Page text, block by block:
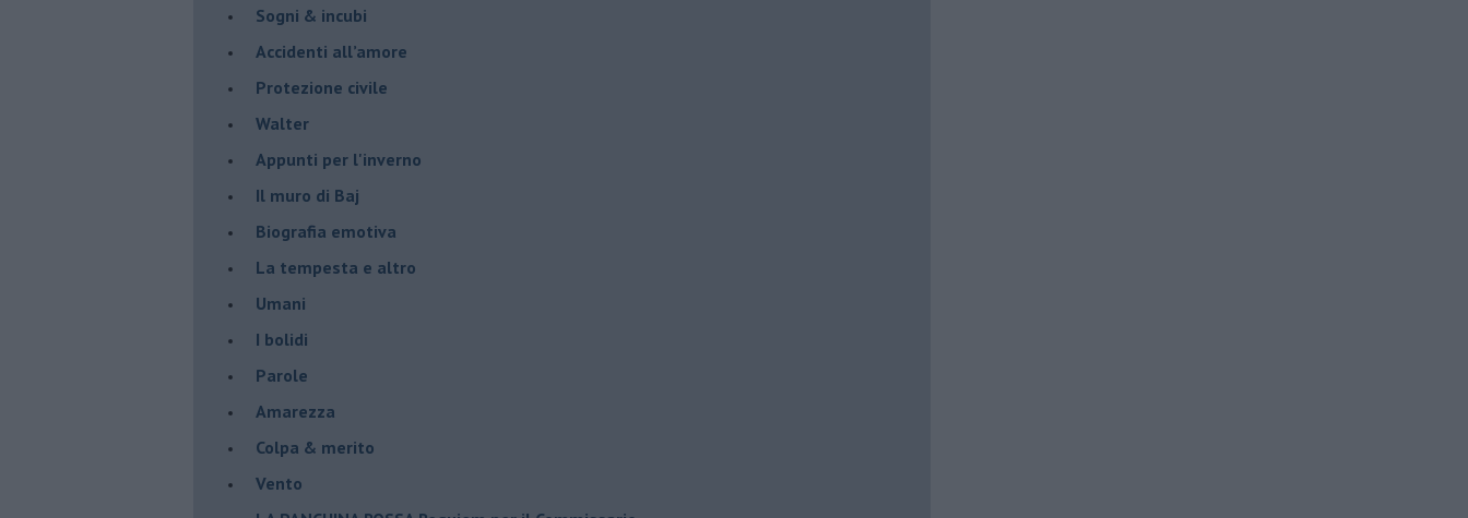
Sogni & incubi
Accidenti all’amore
Protezione civile
Walter
Appunti per l'inverno
Il muro di Baj
Biografia emotiva
La tempesta e altro
Umani
I bolidi
Parole
Amarezza
Colpa & merito
Vento